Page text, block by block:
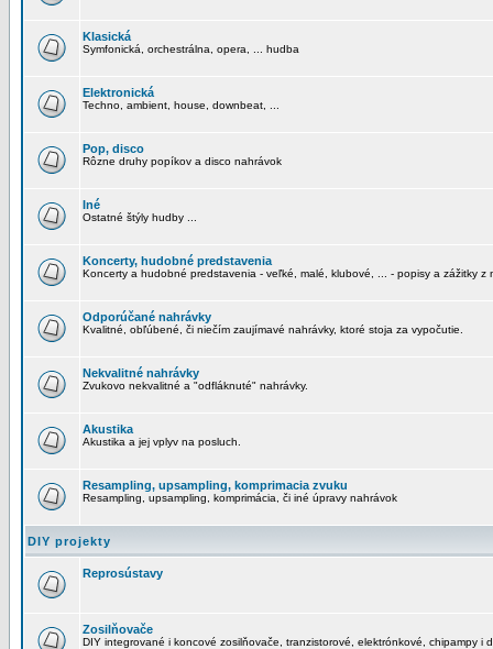
Klasická
Symfonická, orchestrálna, opera, ... hudba
Elektronická
Techno, ambient, house, downbeat, ...
Pop, disco
Rôzne druhy popíkov a disco nahrávok
Iné
Ostatné štýly hudby ...
Koncerty, hudobné predstavenia
Koncerty a hudobné predstavenia - veľké, malé, klubové, ... - popisy a zážitky z
Odporúčané nahrávky
Kvalitné, obľúbené, či niečím zaujímavé nahrávky, ktoré stoja za vypočutie.
Nekvalitné nahrávky
Zvukovo nekvalitné a "odfláknuté" nahrávky.
Akustika
Akustika a jej vplyv na posluch.
Resampling, upsampling, komprimacia zvuku
Resampling, upsampling, komprimácia, či iné úpravy nahrávok
DIY projekty
Reprosústavy
Zosilňovače
DIY integrované i koncové zosilňovače, tranzistorové, elektrónkové, chipampy i